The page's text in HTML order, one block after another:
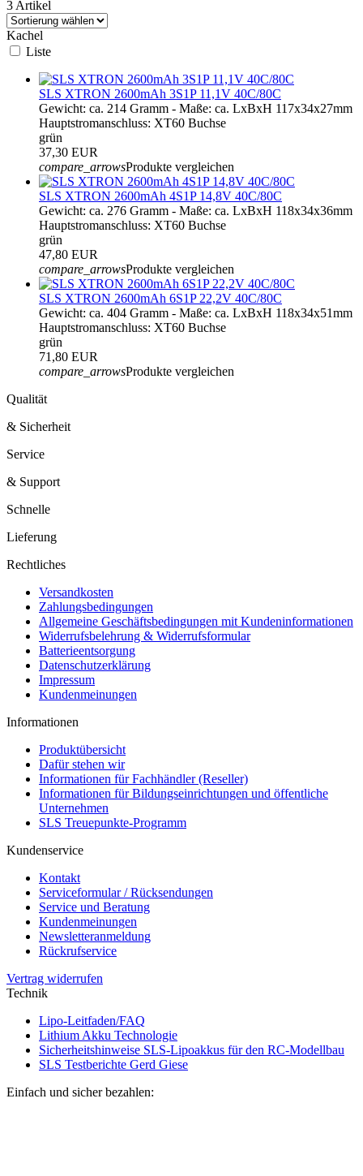
3 Artikel
Kachel
Liste
SLS XTRON 2600mAh 3S1P 11,1V 40C/80C
Gewicht: ca. 214 Gramm - Maße: ca. LxBxH 117x34x27mm
Hauptstromanschluss: XT60 Buchse
grün
37,30 EUR
compare_arrowsProdukte vergleichen
SLS XTRON 2600mAh 4S1P 14,8V 40C/80C
Gewicht: ca. 276 Gramm - Maße: ca. LxBxH 118x34x36mm
Hauptstromanschluss: XT60 Buchse
grün
47,80 EUR
compare_arrowsProdukte vergleichen
SLS XTRON 2600mAh 6S1P 22,2V 40C/80C
Gewicht: ca. 404 Gramm - Maße: ca. LxBxH 118x34x51mm
Hauptstromanschluss: XT60 Buchse
grün
71,80 EUR
compare_arrowsProdukte vergleichen
Qualität
& Sicherheit
Service
& Support
Schnelle
Lieferung
Rechtliches
Versandkosten
Zahlungsbedingungen
Allgemeine Geschäftsbedingungen mit Kundeninformationen
Widerrufsbelehrung & Widerrufsformular
Batterieentsorgung
Datenschutzerklärung
Impressum
Kundenmeinungen
Informationen
Produktübersicht
Dafür stehen wir
Informationen für Fachhändler (Reseller)
Informationen für Bildungseinrichtungen und öffentliche
Unternehmen
SLS Treuepunkte-Programm
Kundenservice
Kontakt
Serviceformular / Rücksendungen
Service und Beratung
Kundenmeinungen
Newsletteranmeldung
Rückrufservice
Vertrag widerrufen
Technik
Lipo-Leitfaden/FAQ
Lithium Akku Technologie
Sicherheitshinweise SLS-Lipoakkus für den RC-Modellbau
SLS Testberichte Gerd Giese
Einfach und sicher bezahlen: